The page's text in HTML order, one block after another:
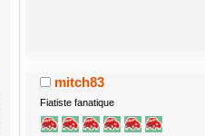
mitch83
Fiatiste fanatique